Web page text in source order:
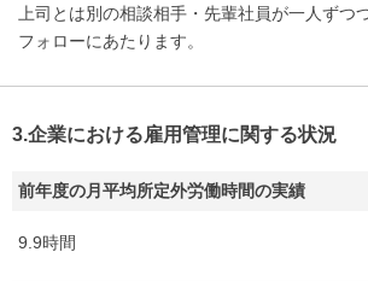
上司とは別の相談相手・先輩社員が一人ずつ
フォローにあたります。
3.企業における雇用管理に関する状況
前年度の月平均所定外労働時間の実績
9.9時間